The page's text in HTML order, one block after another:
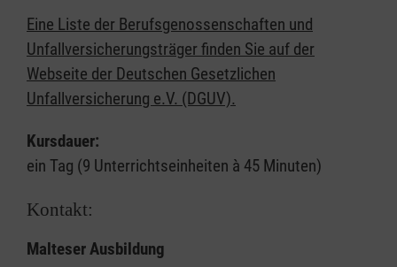
Eine Liste der Berufsgenossenschaften und
Unfallversicherungsträger finden Sie auf der
Webseite der Deutschen Gesetzlichen
Unfallversicherung e.V. (DGUV).
Kursdauer:
ein Tag (9 Unterrichtseinheiten à 45 Minuten)
Kontakt:
Malteser Ausbildung